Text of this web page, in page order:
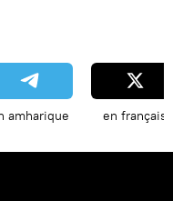
amharique en français